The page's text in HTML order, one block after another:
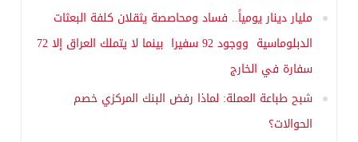
مليار دينار يومياً.. فساد ومحاصصة يثقلان كلفة البعثات
الدبلوماسية ووجود 92 سفيرا بينما لا يتملك العراق إلا 72
سفارة في الخارج
شبح طباعة العملة: لماذا رفض البنك المركزي خصم
الحوالات؟